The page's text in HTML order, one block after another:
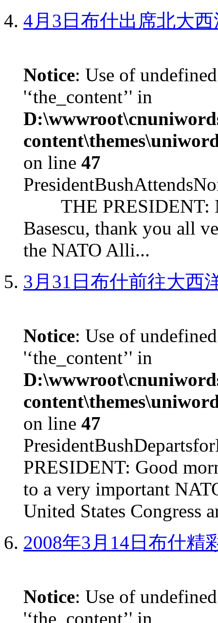
4月3日布什出席北大
Notice: Use of
'‘the_content’' in
on line 47
THE PRESIDENT:
Basescu, thank you all
the NATO Alli...
3月31日布什前往大西
Notice: Use of
'‘the_content’' in
on line 47
PRESIDENT: Good
to a very important
United States Congress
2008年3月14日布什精
Notice: Use of
'‘the_content’' in